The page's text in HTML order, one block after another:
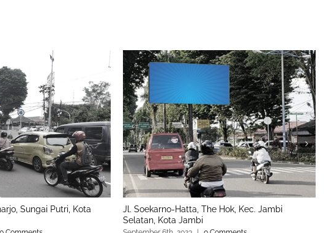
Sungai Putri, Kota
Jl. Soekarno-Hatta, The Hok, Kec. Jambi
Selatan, Kota Jambi